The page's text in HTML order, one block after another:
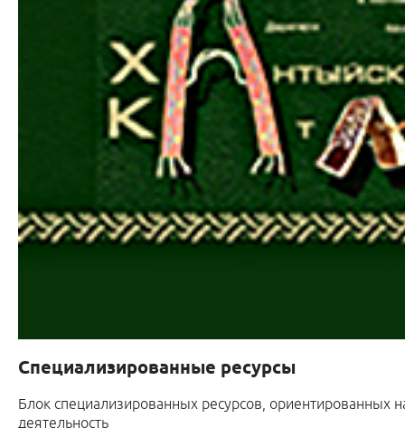
Специализированные ресурсы
Блок специализированных ресурсов , ориентированных
деятельность